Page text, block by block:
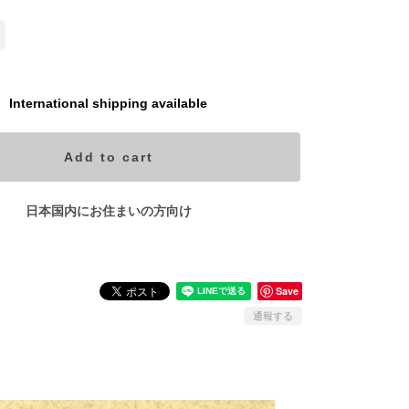
International shipping available
Add to cart
日本国内にお住まいの方向け
Save
通報する